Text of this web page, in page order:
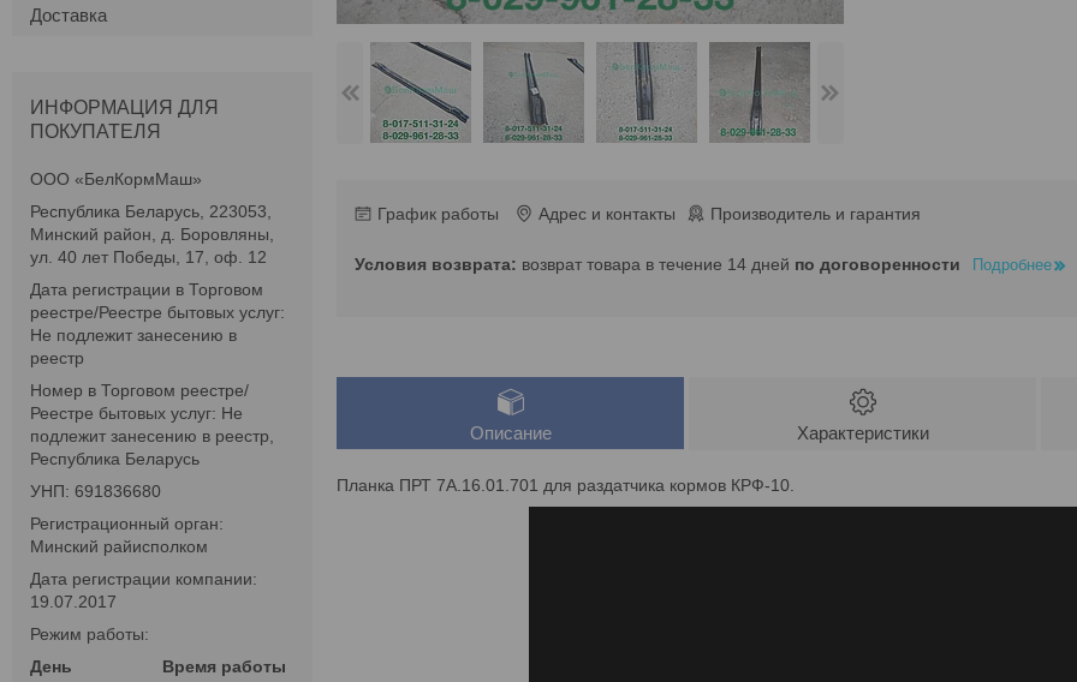
График работы Адрес и контакты Производитель и гарантия
возврат товара в течение 14 дней по договоренности Подробнее
Описание Характеристики
Планка ПРТ 7А.16.01.701 для раздатчика кормов КРФ-10.
Доставка
ИНФОРМАЦИЯ ДЛЯ
ПОКУПАТЕЛЯ
ООО «БелКормМаш»
Республика Беларусь, 223053,
Минский район, д. Боровляны,
ул. 40 лет Победы, 17, оф. 12
Дата регистрации в Торговом
реестре/Реестре бытовых услуг:
Не подлежит занесению в
реестр
Номер в Торговом реестре/
Реестре бытовых услуг: Не
подлежит занесению в реестр,
Республика Беларусь
УНП: 691836680
Регистрационный орган:
Минский райисполком
Дата регистрации компании:
19.07.2017
Режим работы:
День
Время работы